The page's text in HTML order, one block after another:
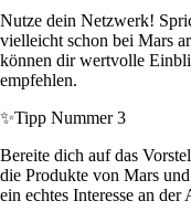
Nutze dein Netzwerk!
vielleicht schon bei Mars
können dir wertvolle
empfehlen.
✨Tipp Nummer 3
Bereite dich auf das
die Produkte von Mars
ein echtes Interesse an